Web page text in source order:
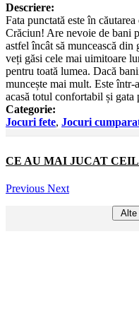
Descriere:
Fata punctată este în
Crăciun! Are nevoie de bani
astfel încât să muncească
veți găsi cele mai uimitoare
pentru toată lumea. Dacă
muncește mai mult. Este
acasă totul confortabil și gata
Categorie:
Jocuri fete, Jocuri
CE AU MAI JUCAT
Previous Next
Alte